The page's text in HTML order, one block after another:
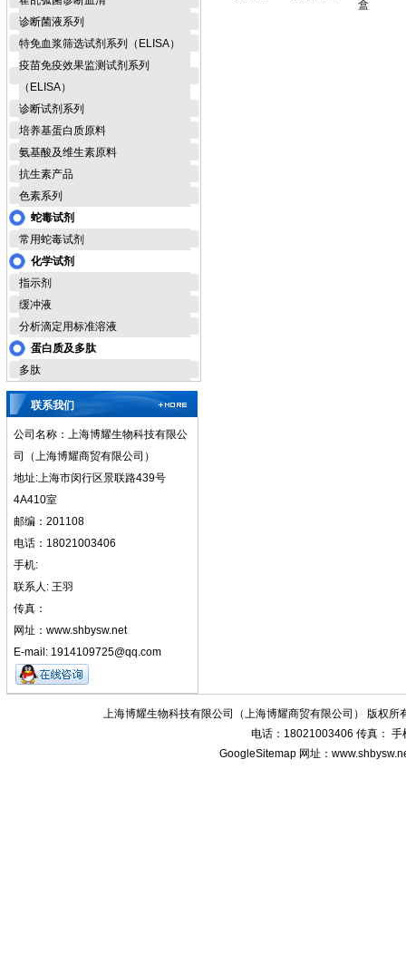
诊断菌液系列
特免血浆筛选试剂系列（ELISA）
疫苗免疫效果监测试剂系列
（ELISA）
诊断试剂系列
培养基蛋白质原料
氨基酸及维生素原料
抗生素产品
色素系列
蛇毒试剂
常用蛇毒试剂
化学试剂
指示剂
缓冲液
分析滴定用标准溶液
蛋白质及多肽
多肽
联系我们
公司名称：上海博耀生物科技有限公
司（上海博耀商贸有限公司）
地址:上海市闵行区景联路439号
4A410室
邮编：201108
电话：18021003406
手机:
联系人: 王羽
传真：
网址：www.shbysw.net
E-mail: 1914109725@qq.com
盒
上海博耀生物科技有限公司（上海博耀商贸有限公司） 版权所
电话：18021003406 传真： 手
GoogleSitemap 网址：